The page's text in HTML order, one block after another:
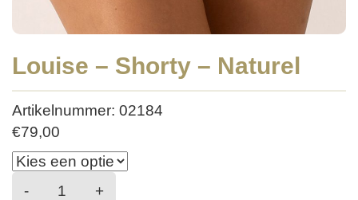
Louise – Shorty – Naturel
Artikelnummer: 02184
€79,00
-
Louise
+